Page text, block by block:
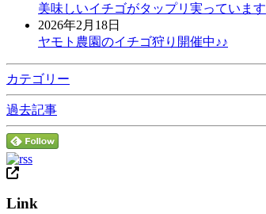
美味しいイチゴがタップリ実っています
2026年2月18日
ヤモト農園のイチゴ狩り開催中♪♪
カテゴリー
過去記事
Link